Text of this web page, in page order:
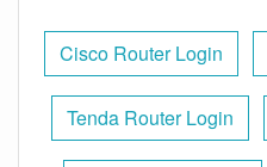
Cisco Router Login
Tenda Router Login